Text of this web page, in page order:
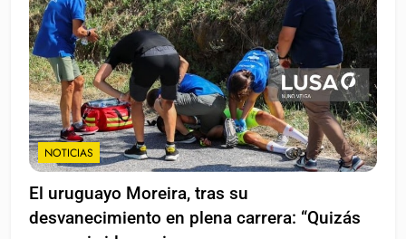
NOTICIAS
El uruguayo Moreira, tras su
desvanecimiento en plena carrera: “Quizás